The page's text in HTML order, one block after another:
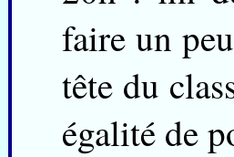
faire un
tête du
égalité de